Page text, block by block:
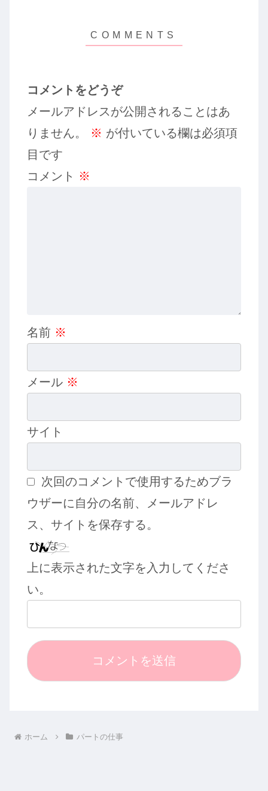
コメントをどうぞ
メールアドレスが公開されることはあ
りません。
※ が付いている欄は必須項
目です
コメント ※
名前 ※
メール ※
サイト
次回のコメントで使用するためブラ
ウザーに自分の名前、メールアドレ
ス、サイトを保存する。
上に表示された文字を入力してくださ
い。
ホーム パートの仕事